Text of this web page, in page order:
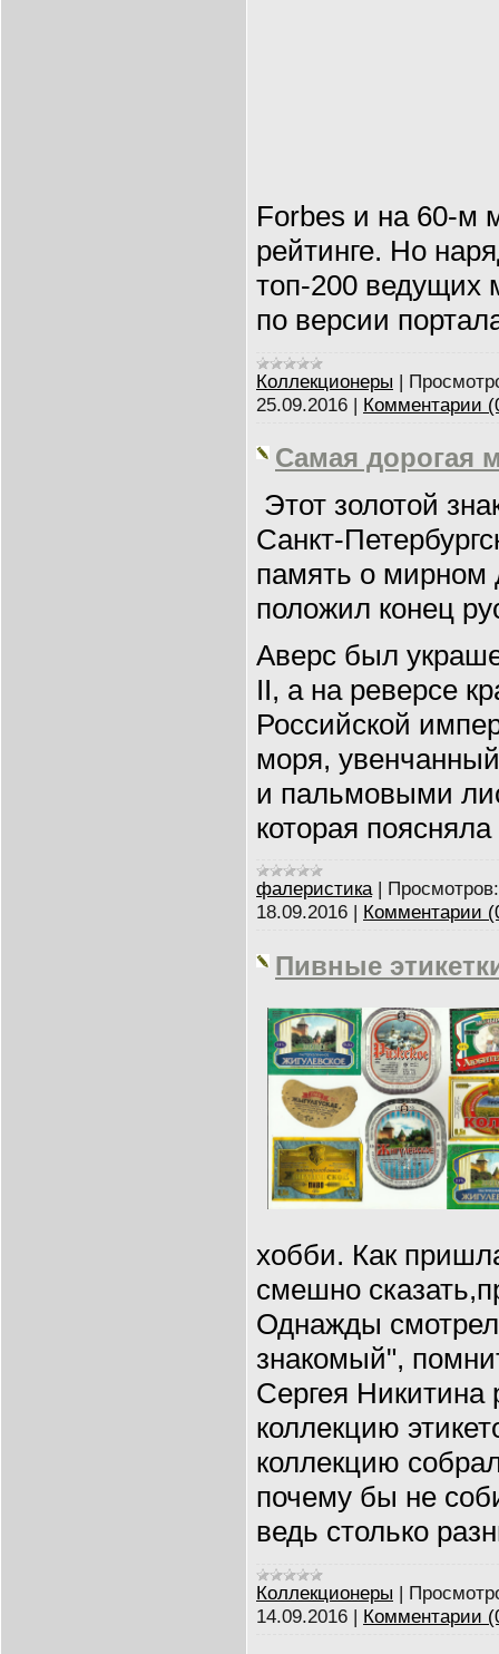
Forbes и на 60-м
рейтинге. Но
топ-200 ведущих
по версии
Коллекционеры |
25.09.2016 | Комментарии
Самая дорогая
Этот золотой
Санкт-
память о мирном
положил конец
Аверс был
II, а на реверсе
Российской
моря,
и пальмовыми
которая
фалеристика| Просмотров:
18.09.2016 | Комментарии
Пивные
хобби. Как
смешно
Однажды
знакомый",
Сергея Никитина
коллекцию
коллекцию
почему бы не
ведь столько
Коллекционеры |
14.09.2016 | Комментарии